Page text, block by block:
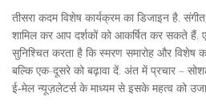
तीसरा कदम विशेष कार्यक्रम का डिजाइन है.
शामिल कर आप दर्शकों को आकर्षित कर सकते
सुनिश्चित करता है कि स्मरण समारोह और विशेष
बल्कि एक-दूसरे को बढ़ावा दें. अंत में प्रचार –
ई‑मेल न्यूज़लेटर्स के माध्यम से इसके महत्व को